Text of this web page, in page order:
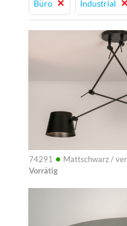
Büro Industrial
74291 • Mattschwarz /
Vorrätig
Info
Info